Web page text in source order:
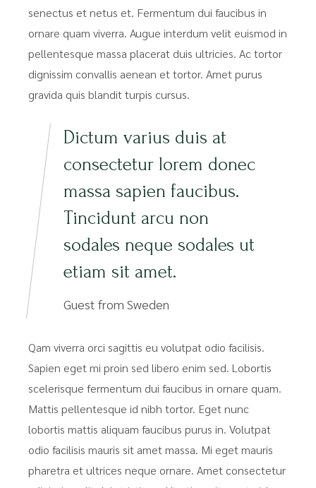
senectus et netus et. Fermentum dui faucibus in
ornare quam viverra. Augue interdum velit euismod in
pellentesque massa placerat duis ultricies. Ac tortor
dignissim convallis aenean et tortor. Amet purus
gravida quis blandit turpis cursus.
Dictum varius duis at
consectetur lorem donec
massa sapien faucibus.
Tincidunt arcu non
sodales neque sodales ut
etiam sit amet.
Guest from Sweden
Qam viverra orci sagittis eu volutpat odio facilisis.
Sapien eget mi proin sed libero enim sed. Lobortis
scelerisque fermentum dui faucibus in ornare quam.
Mattis pellentesque id nibh tortor. Eget nunc
lobortis mattis aliquam faucibus purus in. Volutpat
odio facilisis mauris sit amet massa. Mi eget mauris
pharetra et ultrices neque ornare. Amet consectetur